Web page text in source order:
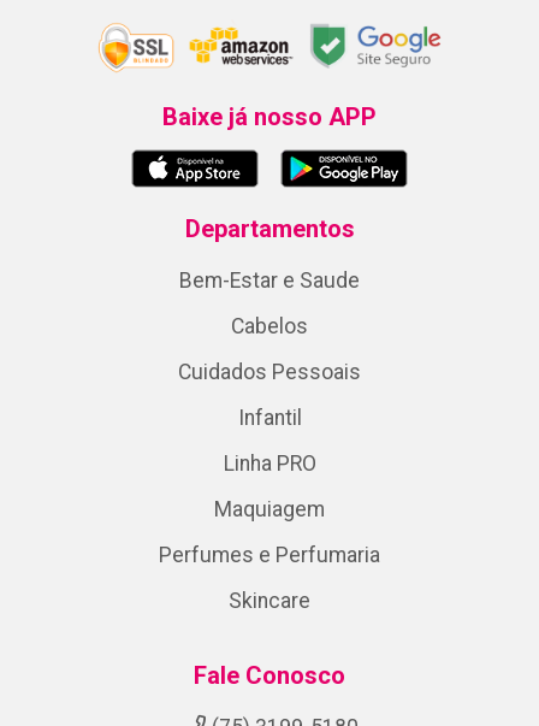
Baixe já nosso APP
Departamentos
Bem-Estar e Saude
Cabelos
Cuidados Pessoais
Infantil
Linha PRO
Maquiagem
Perfumes e Perfumaria
Skincare
Fale Conosco